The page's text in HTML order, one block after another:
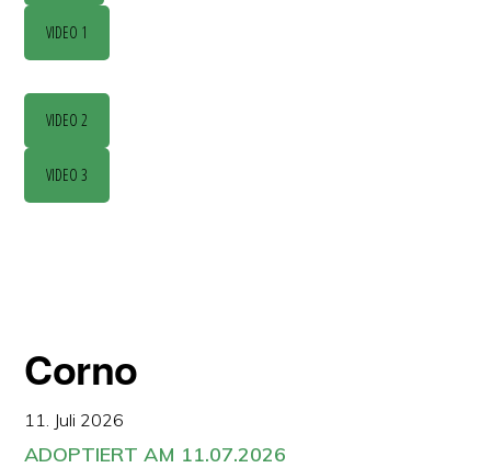
VIDEO 1
VIDEO 2
VIDEO 3
Corno
11. Juli 2026
ADOPTIERT AM 11.07.2026